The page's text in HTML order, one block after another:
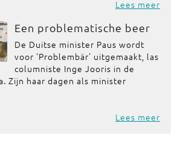
Lees meer
Een problematische beer
De Duitse minister Paus wordt
voor 'Problembär' uitgemaakt, las
columniste Inge Jooris in de
Zijn haar dagen als minister
Lees meer